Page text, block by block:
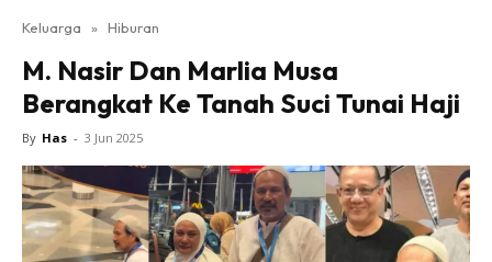
Keluarga » Hiburan
M. Nasir Dan Marlia Musa
Berangkat Ke Tanah Suci Tunai Haji
By Has - 3 Jun 2025